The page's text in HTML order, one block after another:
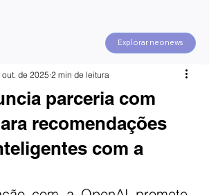
Explorar neonews
parceria com
recomendações
com a
out. de 2025 2 min de leitura